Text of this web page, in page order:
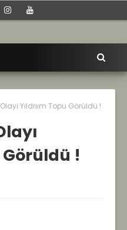
Yıldrıım Topu Görüldü !
Görüldü !